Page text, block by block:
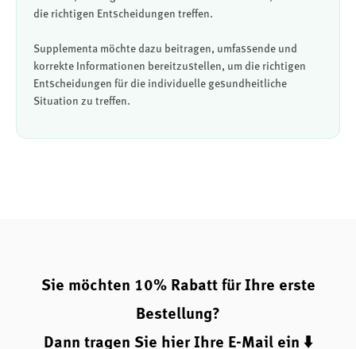
die richtigen Entscheidungen treffen.
Supplementa möchte dazu beitragen, umfassende und
korrekte Informationen bereitzustellen, um die richtigen
Entscheidungen für die individuelle gesundheitliche
Situation zu treffen.
Sie möchten 10% Rabatt für Ihre erste
Bestellung?
Dann tragen Sie hier Ihre E-Mail ein ⬇️